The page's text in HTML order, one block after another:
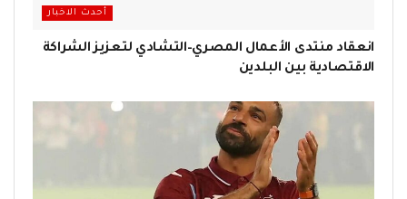
أحدث الاخبار
انعقاد منتدى الأعمال المصري–التشادي لتعزيز الشراكة
الاقتصادية بين البلدين